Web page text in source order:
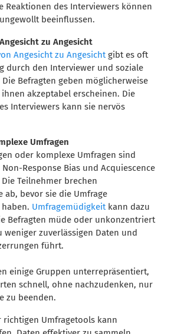
Reaktionen des Interviewers können
beeinflussen.
zu Angesicht
Angesicht zu Angesichtgibt es oft
durch den Interviewer und soziale
Befragten geben möglicherweise
akzeptabel erscheinen. Die
Interviewers kann sie nervös
Umfragen
oder komplexe Umfragen sind
Response Bias und Acquiescence
Teilnehmer brechen
ab, bevor sie die Umfrage
Umfragemüdigkeitkann dazu
Befragten müde oder unkonzentriert
weniger zuverlässigen Daten und
führt.
einige Gruppen unterrepräsentiert,
schnell, ohne nachzudenken, nur
zu beenden.
richtigen Umfragetools kann